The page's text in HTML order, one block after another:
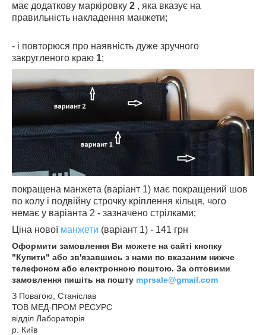
має додаткову маркіровку 2 , яка вказує на
правильність накладення манжети;
- і повторюся про наявність дуже зручного
закругленого краю 1;
покращена манжета (варіант 1) має покращений шов
по колу і подвійну строчку кріплення кільця, чого
немає у варіанта 2 - зазначено стрілками;
Ціна нової манжети (варіант 1) - 141 грн
Оформити замовлення Ви можете на сайті кнопку
"Купити" або зв'язавшись з нами по вказаним нижче
телефоном або електронною поштою. За оптовими
замовлення пишіть на пошту mprsale@gmail.com
З Повагою, Станіслав
ТОВ МЕД-ПРОМ РЕСУРС
відділ Лабораторія
р. Київ